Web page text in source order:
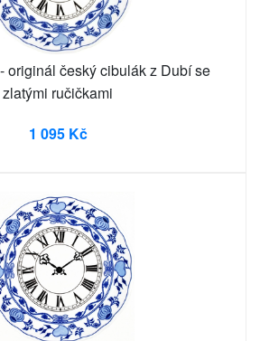
originál český cibulák z Dubí se
zlatými ručičkami
1 095 Kč